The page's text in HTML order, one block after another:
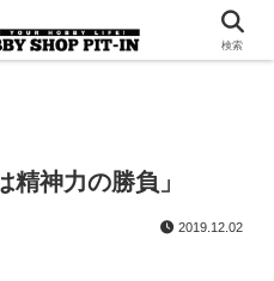
販売。 ピットインのウェブサイトです
精神力の勝負」
2019.12.02
検索